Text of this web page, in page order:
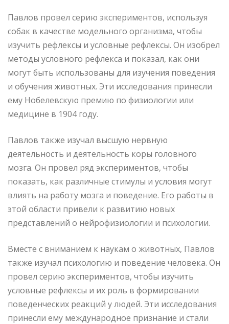
Павлов провел серию экспериментов, используя
собак в качестве модельного организма, чтобы
изучить рефлексы и условные рефлексы. Он изобрел
методы условного рефлекса и показал, как они
могут быть использованы для изучения поведения
и обучения животных. Эти исследования принесли
ему Нобелевскую премию по физиологии или
медицине в 1904 году.
Павлов также изучал высшую нервную
деятельность и деятельность коры головного
мозга. Он провел ряд экспериментов, чтобы
показать, как различные стимулы и условия могут
влиять на работу мозга и поведение. Его работы в
этой области привели к развитию новых
представлений о нейрофизиологии и психологии.
Вместе с вниманием к наукам о животных, Павлов
также изучал психологию и поведение человека. Он
провел серию экспериментов, чтобы изучить
условные рефлексы и их роль в формировании
поведенческих реакций у людей. Эти исследования
принесли ему международное признание и стали